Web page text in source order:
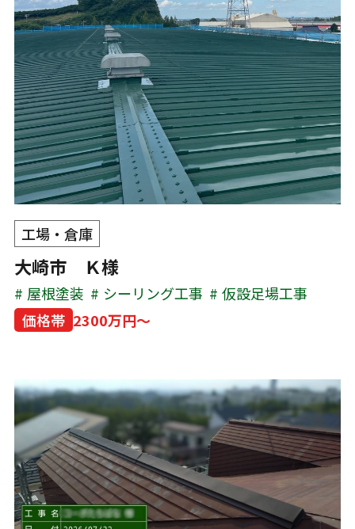
工場・倉庫
大崎市 Ｋ様
屋根塗装 シーリング工事
仮設足場工事
価格帯 2300万円～